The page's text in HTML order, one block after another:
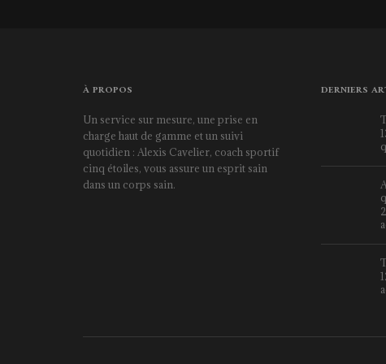
À PROPOS
Un service sur mesure, une prise en
charge haut de gamme et un suivi
quotidien : Alexis Cavelier, coach sportif
cinq étoiles, vous assure un esprit sain
dans un corps sain.
DERNIERS